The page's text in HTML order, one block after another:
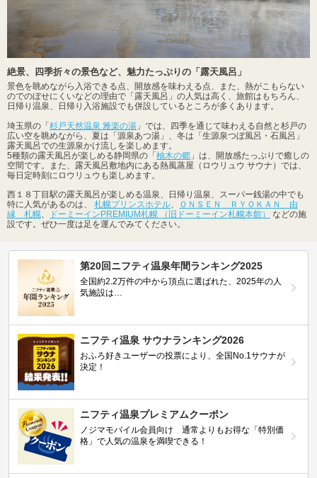
絶景、四季折々の景色など、魅力たっぷりの「露天風呂」
景色を眺めながら入浴できる点、開放感を味わえる点、また、熱がこもらない
のでのぼせにくいなどの理由で「露天風呂」の人気は高く、旅館はもちろん、
日帰り温泉、日帰り入浴施設でも併設しているところが多くあります。
埼玉県の「 杉戸天然温泉 雅楽の湯 」では、四季を通じて味わえる自然と杉戸の
広い空を眺めながら、夏は「源泉あつ湯」、冬は「生源泉つぼ風呂・石風呂」
露天風呂での生源泉かけ流しを楽しめます。
5種類の露天風呂が楽しめる静岡県の「 柚木の郷 」は、開放感たっぷりで癒しの
空間です。また、露天風呂敷地内にある熱風蒸屋（ロウリュウ サウナ）では、
毎日定時刻にロウリュウも楽しめます。
西１８丁目駅の露天風呂が楽しめる温泉、日帰り温泉、スーパー銭湯の中でも
特に人気があるのは、 札幌プリンスホテル、
ＯＮＳＥＮ ＲＹＯＫＡＮ 由
縁 札幌、 ドーミーインPREMIUM札幌 （旧ドーミーイン札幌本館）
などの施
設です。ぜひ一度は足を運んでみてください。
第20回ニフティ温泉年間ランキング2025
全国約2.2万件の中から頂点に選ばれた、2025年の人
気施設は…
ニフティ温泉 サウナランキング2026
おふろ好きユーザーの投票により、全国No.1サウナが
決定！
ニフティ温泉プレミアムクーポン
ノジマモバイル会員向け 通常よりもお得な「特別価
格」で人気の温泉を満喫できる！